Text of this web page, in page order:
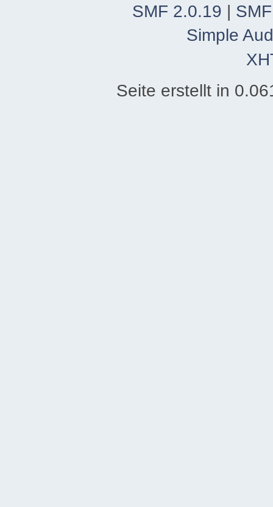
SMF 2.0.19 |
Simple
Seite erstellt in